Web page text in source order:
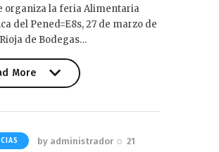
organiza la feria Alimentaria
del Pened=E8s, 27 de marzo de
de Bodegas…
More
by administrador
21